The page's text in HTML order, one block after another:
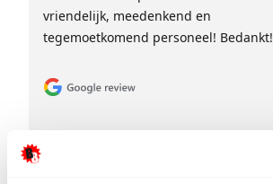
vriendelijk, meedenkend en
tegemoetkomend personeel! Bedankt!